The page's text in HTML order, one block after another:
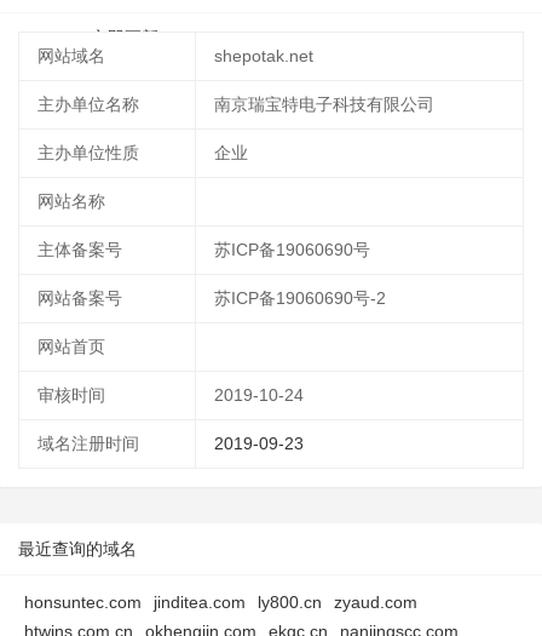
立即更新
网站域名
shepotak.net
主办单位名称 南京瑞宝特电子科技有限公司
主办单位性质 企业
网站名称
主体备案号 苏ICP备19060690号
网站备案号 苏ICP备19060690号-2
网站首页
审核时间 2019-10-24
域名注册时间 2019-09-23
最近查询的域名
honsuntec.com jinditea.com ly800.cn
zyaud.com
htwins.com.cn
okhengjin.com ekgc.cn
nanjingscc.com